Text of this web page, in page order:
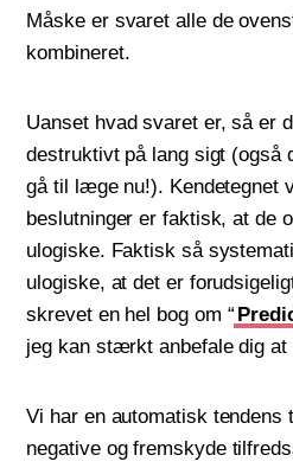
Måske er svaret alle de
kombineret.
Uanset hvad svaret er, så er
destruktivt på lang sigt (også
gå til læge nu!). Kendetegnet
beslutninger er faktisk, at de
ulogiske. Faktisk så
ulogiske, at det er
skrevet en hel bog om “
jeg kan stærkt anbefale dig
Vi har en automatisk tendens
negative og fremskyde